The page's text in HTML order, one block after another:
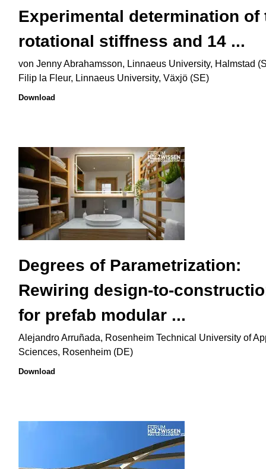
Experimental determination of
rotational stiffness and 14 ...
von Jenny Abrahamsson, Linnaeus University, Halmstad
Filip la Fleur, Linnaeus University, Växjö (SE)
Download
Degrees of Parametrization:
Rewiring design-to-
for prefab modular ...
Alejandro Arruñada, Rosenheim Technical University of
Sciences, Rosenheim (DE)
Download